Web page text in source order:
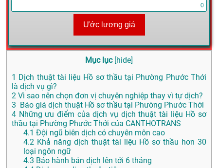
Ước lượng giá
Mục lục [hide]
1 Dịch thuật tài liệu Hồ sơ thầu tại Phường Phước Thới
là dịch vụ gì?
2 Vì sao nên chọn đơn vị chuyên nghiệp thay vì tự dịch?
3 Báo giá dịch thuật Hồ sơ thầu tại Phường Phước Thới
4 Những ưu điểm của dịch vụ dịch thuật tài liệu Hồ sơ
thầu tại Phường Phước Thới của CANTHOTRANS
4.1 Đội ngũ biên dịch có chuyên môn cao
4.2 Khả năng dịch thuật tài liệu Hồ sơ thầu hơn 30
loại ngôn ngữ
4.3 Bảo hành bản dịch lên tới 6 tháng